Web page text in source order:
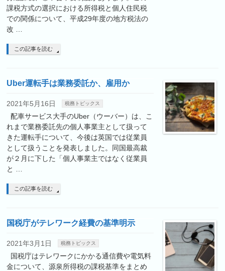
課税方式の選択における所得税と個人住民税
での関係について、平成29年度の地方税法の
改 …
この記事を読む
Uber運転手は業務委託か、雇用か
2021年5月16日 税務トピックス
配車サービス大手のUber（ウーバー）は、こ
れまで業務委託先の個人事業主として扱って
きた運転手について、今後は英国では従業員
として扱うことを発表しました。同国最高裁
が２月に下した「個人事業主ではなく従業員
と …
この記事を読む
国税庁がテレワーク経費の基準明示
2021年3月1日 税務トピックス
国税庁はテレワークにかかる通信費や電気料
金について、源泉所得税の課税基準をまとめ